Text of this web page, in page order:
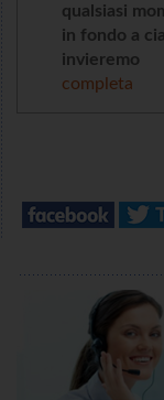
qualsiasi
in fondo a
invieremo
completa